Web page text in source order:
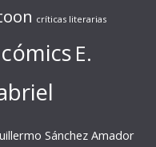
críticas literarias
cómics E.
Sánchez Amador